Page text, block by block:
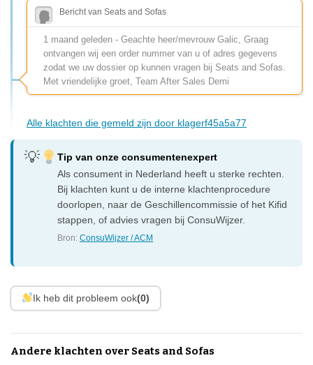
Bericht van Seats and Sofas
1 maand geleden - Geachte heer/mevrouw Galic, Graag
ontvangen wij een order nummer van u of adres gegevens
zodat we uw dossier op kunnen vragen bij Seats and Sofas.
Met vriendelijke groet, Team After Sales Demi
Alle klachten die gemeld zijn door klagerf45a5a77
Tip van onze consumentenexpert
Als consument in Nederland heeft u sterke rechten.
Bij klachten kunt u de interne klachtenprocedure
doorlopen, naar de Geschillencommissie of het Kifid
stappen, of advies vragen bij ConsuWijzer.
Bron:ConsuWijzer / ACM
Ik heb dit probleem ook(0)
Andere klachten over Seats and Sofas